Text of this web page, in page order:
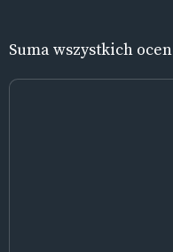
Suma wszystkich ocen